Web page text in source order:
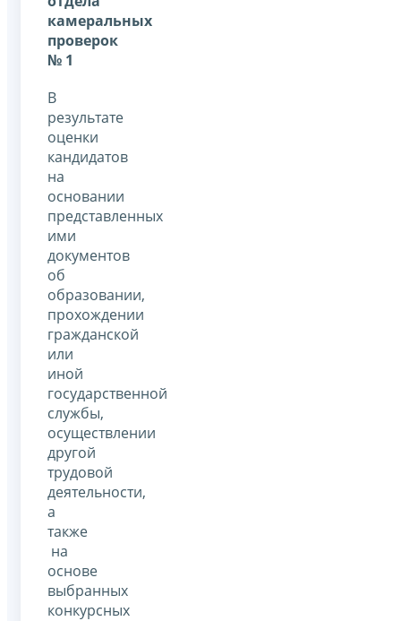
камеральных
проверок
№ 1
В
результате
оценки
кандидатов
на
основании
представленных
ими
документов
об
образовании,
прохождении
гражданской
или
иной
государственной
службы,
осуществлении
другой
трудовой
деятельности,
а
также
на
основе
выбранных
конкурсных